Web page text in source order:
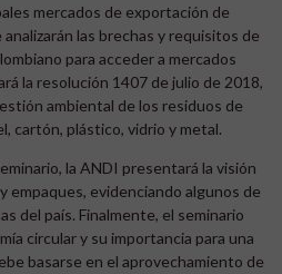
mercados de exportación de
las brechas y requisitos de
para acceder a mercados
la resolución 1407 de julio de 2018,
ambiental de los residuos de
cartón, plástico, vidrio y metal.
la ANDI presentará la visión
empaques, evidenciando algunos de
del país. Finalmente, el seminario
circular y su importancia para una
basarse en el aprovechamiento de